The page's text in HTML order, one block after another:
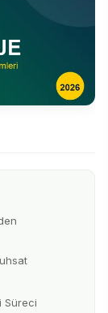
Süreci